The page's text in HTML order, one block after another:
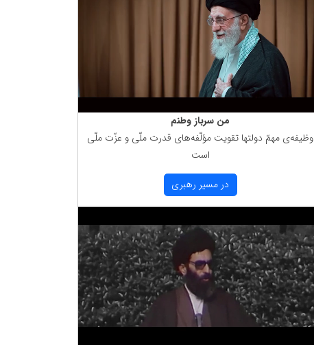
من سرباز وطنم
وظیفه‌ی مهمّ دولتها تقویت مؤلّفه‌های قدرت ملّی و عزّت ملّی
است
در مسیر رهبری